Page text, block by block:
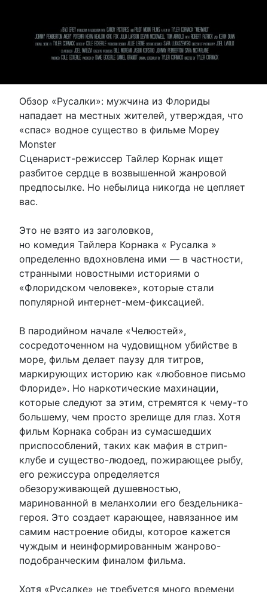
Обзор «Русалки»: мужчина из Флориды
нападает на местных жителей, утверждая, что
«спас» водное существо в фильме Mopey
Monster
Сценарист-режиссер Тайлер Корнак ищет
разбитое сердце в возвышенной жанровой
предпосылке. Но небылица никогда не цепляет
вас.
Это не взято из заголовков,
но комедия Тайлера Корнака « Русалка »
определенно вдохновлена ​​ими — в частности,
странными новостными историями о
«Флоридском человеке», которые стали
популярной интернет-мем-фиксацией.
В пародийном начале «Челюстей»,
сосредоточенном на чудовищном убийстве в
море, фильм делает паузу для титров,
маркирующих историю как «любовное письмо
Флориде». Но наркотические махинации,
которые следуют за этим, стремятся к чему-то
большему, чем просто зрелище для глаз. Хотя
фильм Корнака собран из сумасшедших
приспособлений, таких как мафия в стрип-
клубе и существо-людоед, пожирающее рыбу,
его режиссура определяется
обезоруживающей душевностью,
маринованной в меланхолии его бездельника-
героя. Это создает карающее, навязанное им
самим настроение обиды, которое кажется
чуждым и неинформированным жанрово-
подобранческим финалом фильма.
Хотя «Русалке» не требуется много времени